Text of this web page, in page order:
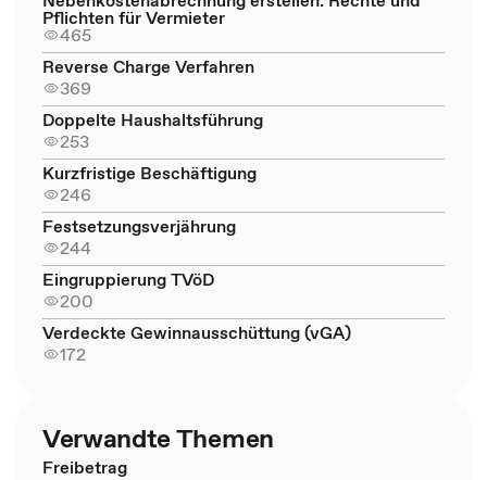
Pflichten für Vermieter
465
Reverse Charge Verfahren
369
Doppelte Haushaltsführung
253
Kurzfristige Beschäftigung
246
Festsetzungsverjährung
244
Eingruppierung TVöD
200
Verdeckte Gewinnausschüttung (vGA)
172
Verwandte Themen
Freibetrag